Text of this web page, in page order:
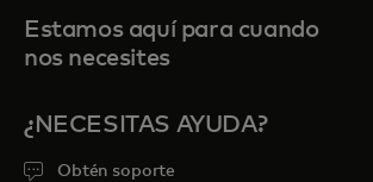
Estamos aquí para cuando
nos necesites
¿NECESITAS AYUDA?
Obtén soporte